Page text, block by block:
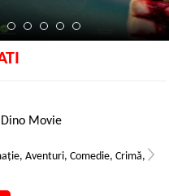
Dino Movie
Aventuri, Comedie, Crimă,